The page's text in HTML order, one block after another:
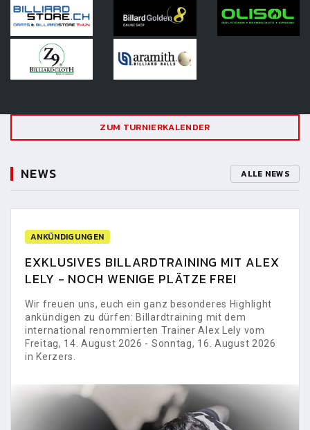
ZUM TURNIERKALENDER
NEWS ALLE NEWS
ANKÜNDIGUNGEN
EXKLUSIVES BILLARDTRAINING MIT ALEX
LELY - NOCH WENIGE PLÄTZE FREI
Wir freuen uns, euch ein ganz besonderes Highlight
ankündigen zu dürfen: Billardtraining mit dem
international renommierten Trainer Alex Lely vom
Freitag, 14. August 2026 - Sonntag, 16. August 2026
in Kerzers.